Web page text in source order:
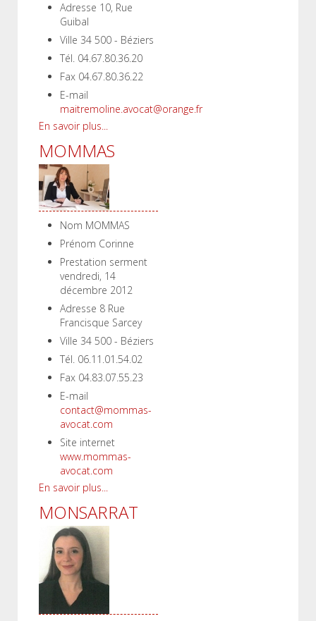
Adresse 10, Rue
Guibal
Ville 34 500 - Béziers
Tél. 04.67.80.36.20
Fax 04.67.80.36.22
E-mail
maitremoline.avocat@orange.fr
En savoir plus...
MOMMAS
Nom MOMMAS
Prénom Corinne
Prestation serment
vendredi, 14
décembre 2012
Adresse 8 Rue
Francisque Sarcey
Ville 34 500 - Béziers
Tél. 06.11.01.54.02
Fax 04.83.07.55.23
E-mail
contact@mommas-
avocat.com
Site internet
www.mommas-
avocat.com
En savoir plus...
MONSARRAT